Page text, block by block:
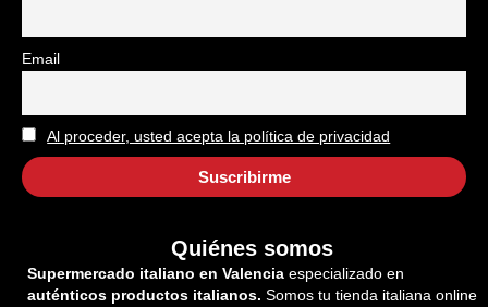
Email
Al proceder, usted acepta la política de privacidad
Quiénes somos
Supermercado italiano en Valencia especializado en
auténticos productos italianos. Somos tu tienda italiana online